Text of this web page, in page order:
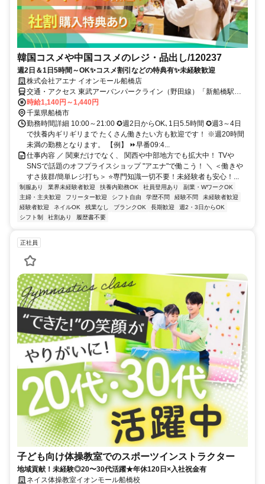
韓国コスメや中国コスメのレジ・品出し/120237
週2日＆1日5時間～OK✨コスメ割引などの特典有✨未経験歓迎
株式会社アエナ イオンモール船橋店
交通・アクセス 東武アーバンパークライン（野田線）「新船橋駅」
より徒歩1分
時給1,140円～1,440円
千葉県船橋市
勤務時間詳細 10:00～21:00 ✪週2日からOK､1日5.5時間 ✪週3～4日
で扶養内ギリギリまで たくさん働きたい方も歓迎です！ ※週20時間
未満の勤務となります。 【例】 ⏩早番09:4...
仕事内容 ／ 関東だけでなく、 関西や中部地方でも拡大中！ TVや
SNSで話題のオフプライスショップ "アエナ"で働こう！ ＼ ＜働きや
すさ抜群/簡単レジ打ち＞ ⭐専門知識一切不要！未経験者も安心！...
制服あり 業界未経験者歓迎 扶養内勤務OK 社員登用あり
副業・WワークOK
主婦・主夫歓迎
フリーター歓迎 シフト自由 学歴不問 経験不問
未経験者歓迎
経験者歓迎
ネイルOK 残業なし ブランクOK 長期歓迎
週2・3日からOK
シフト制
社割あり 履歴書不要
正社員
子ども向け体操教室でのスポーツインストラクター
地域貢献！未経験◎20〜30代活躍★年休120日×入社祝金有
ネイス体操教室イオンモール船橋校